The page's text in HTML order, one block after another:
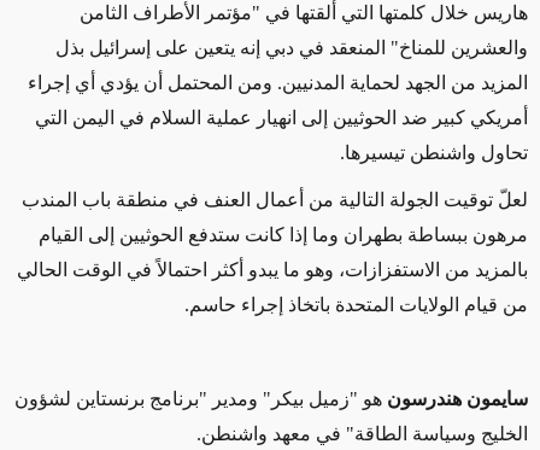
هاريس خلال كلمتها التي ألقتها في "مؤتمر الأطراف الثامن
والعشرين للمناخ" المنعقد في دبي إنه يتعين على إسرائيل بذل
المزيد من الجهد لحماية المدنيين. ومن المحتمل أن يؤدي أي إجراء
أمريكي كبير ضد الحوثيين إلى انهيار عملية السلام في اليمن التي
تحاول واشنطن تيسيرها.
لعلّ توقيت الجولة التالية من أعمال العنف في منطقة باب المندب
مرهون ببساطة بطهران وما إذا كانت ستدفع الحوثيين إلى القيام
بالمزيد من الاستفزازات، وهو ما يبدو أكثر احتمالاً في الوقت الحالي
من قيام الولايات المتحدة باتخاذ إجراء حاسم.
سايمون هندرسون هو "زميل بيكر" ومدير "برنامج برنستاين لشؤون
الخليج وسياسة الطاقة" في معهد واشنطن.